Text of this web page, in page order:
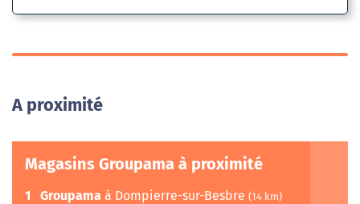
A proximité
Magasins Groupama à proximité
1 Groupama à Dompierre-sur-Besbre (14 km)